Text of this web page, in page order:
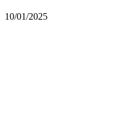
10/01/2025